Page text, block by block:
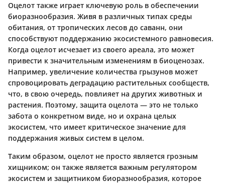
Оцелот также играет ключевую роль в обеспечении
биоразнообразия. Живя в различных типах среды
обитания, от тропических лесов до саванн, они
способствуют поддержанию экосистемного равновесия.
Когда оцелот исчезает из своего ареала, это может
привести к значительным изменениям в биоценозах.
Например, увеличение количества грызунов может
спровоцировать деградацию растительных сообществ,
что, в свою очередь, повлияет на других животных и
растения. Поэтому, защита оцелота — это не только
забота о конкретном виде, но и охрана целых
экосистем, что имеет критическое значение для
поддержания живых систем в целом.
Таким образом, оцелот не просто является грозным
хищником; он также является важным регулятором
экосистем и защитником биоразнообразия, которое